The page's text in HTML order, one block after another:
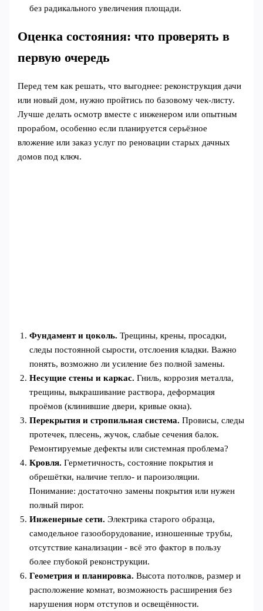
без радикального увеличения площади.
Оценка состояния: что проверять в
первую очередь
Перед тем как решать, что выгоднее: реконструкция дачи
или новый дом, нужно пройтись по базовому чек-листу.
Лучше делать осмотр вместе с инженером или опытным
прорабом, особенно если планируется серьёзное
вложение или заказ услуг по реновации старых дачных
домов под ключ.
Фундамент и цоколь. Трещины, крены, просадки,
следы постоянной сырости, отслоения кладки. Важно
понять, возможно ли усиление без полной замены.
Несущие стены и каркас. Гниль, коррозия металла,
трещины, выкрашивание раствора, деформация
проёмов (клинившие двери, кривые окна).
Перекрытия и стропильная система. Провисы, следы
протечек, плесень, жучок, слабые сечения балок.
Ремонтируемые дефекты или системная проблема?
Кровля. Герметичность, состояние покрытия и
обрешётки, наличие тепло- и пароизоляции.
Понимание: достаточно замены покрытия или нужен
полный пирог.
Инженерные сети. Электрика старого образца,
самодельное газооборудование, изношенные трубы,
отсутствие канализации - всё это фактор в пользу
более глубокой реконструкции.
Геометрия и планировка. Высота потолков, размер и
расположение комнат, возможность расширения без
нарушения норм отступов и освещённости.